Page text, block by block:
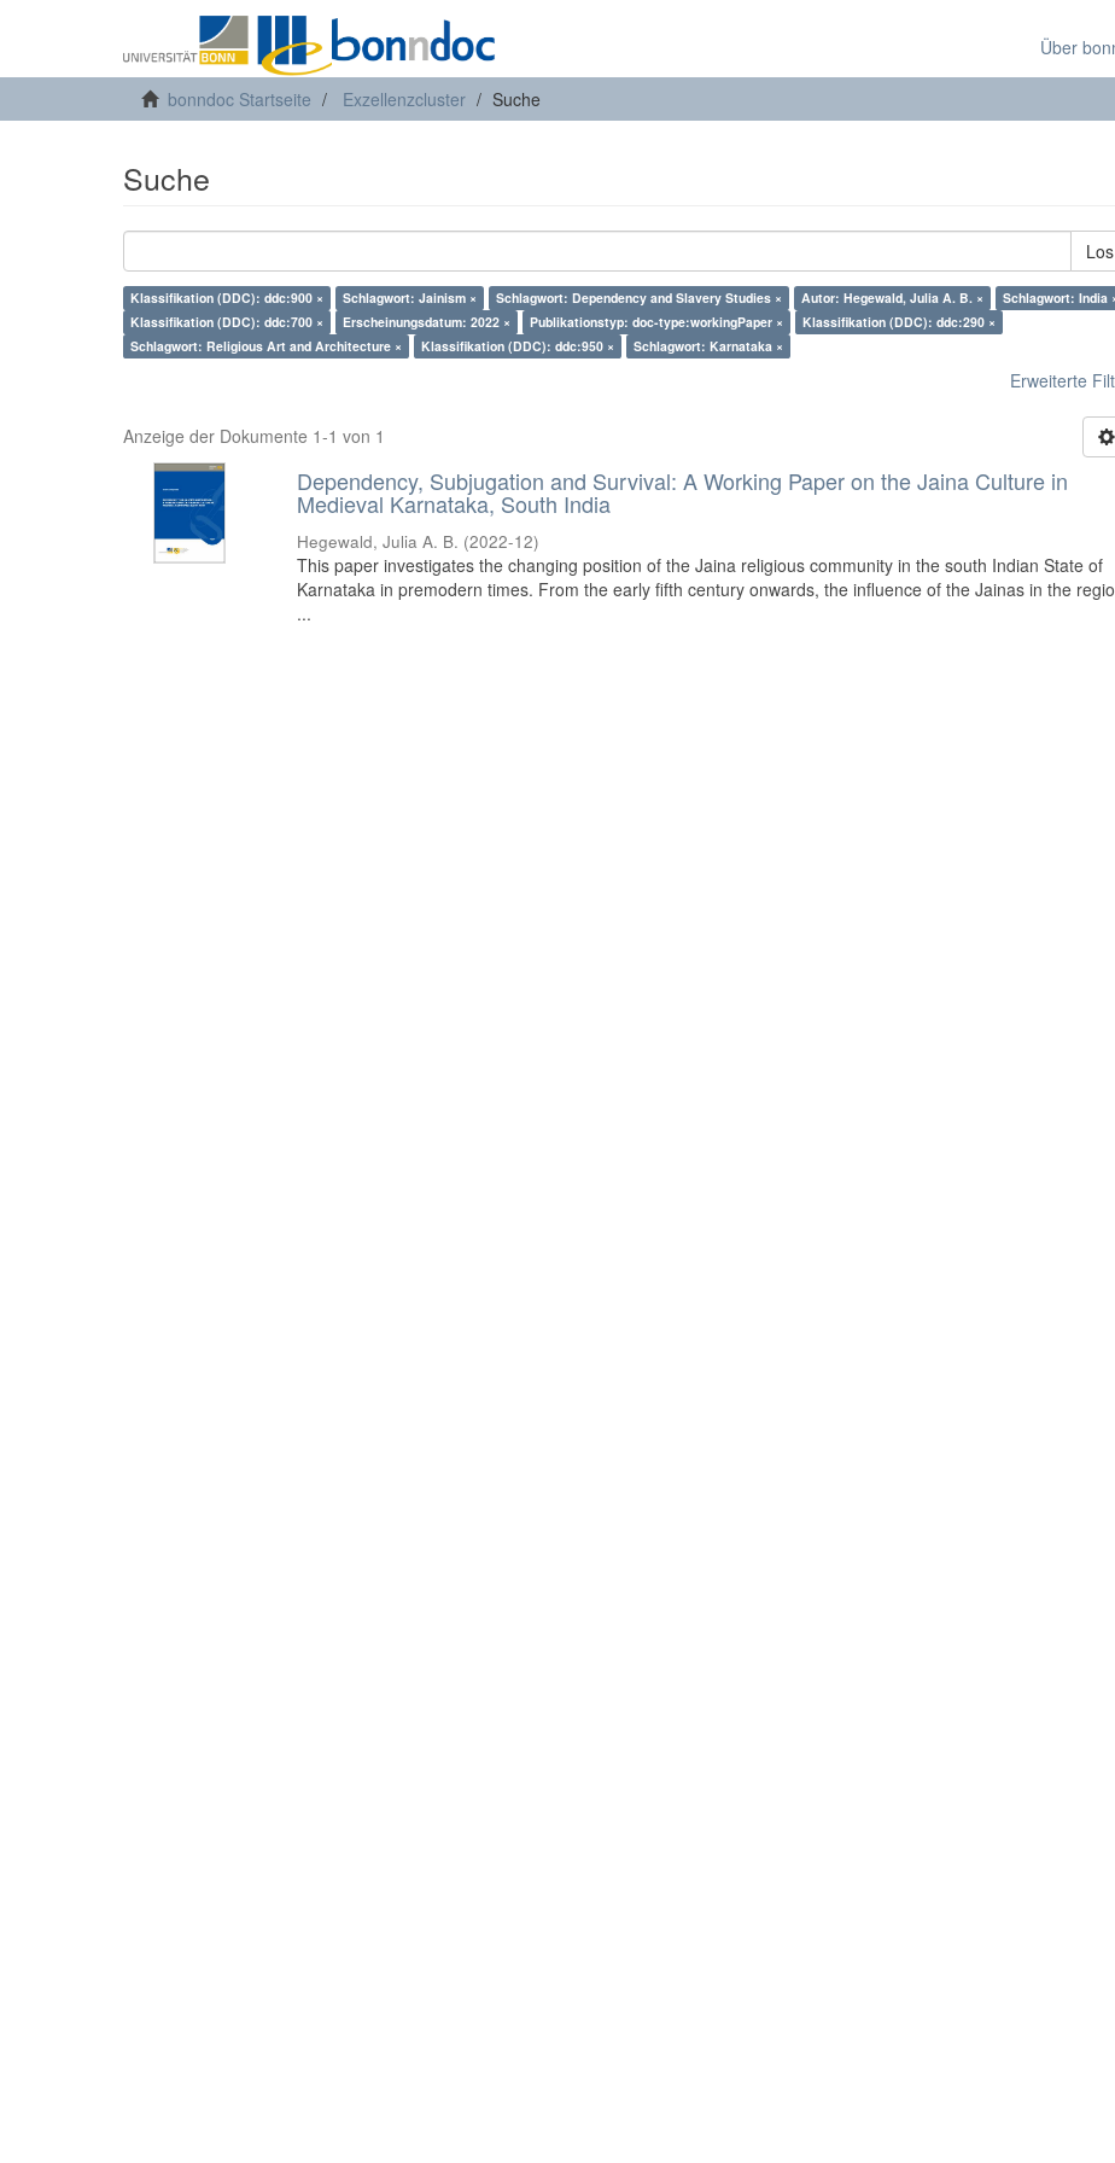
Über
bonndoc Startseite Exzellenzcluster Suche
Suche
Los
Klassifikation (DDC): ddc:900 × Schlagwort: Jainism × Schlagwort: Dependency and Slavery Studies × Autor: Hegewald, Julia A. B. ×
Schlagwort: India
Klassifikation (DDC): ddc:700 ×
Erscheinungsdatum: 2022 × Publikationstyp: doc-type:workingPaper ×
Klassifikation (DDC): ddc:290 ×
Schlagwort: Religious Art and Architecture ×
Klassifikation (DDC): ddc:950 × Schlagwort: Karnataka ×
Erweiterte
Anzeige der Dokumente 1-1 von 1
Dependency, Subjugation and Survival: A Working Paper on the Jaina Culture in
Medieval Karnataka, South India
Hegewald, Julia A. B. (2022-12)
This paper investigates the changing position of the Jaina religious community in the south Indian State of
Karnataka in premodern times. From the early fifth century onwards, the influence of the Jainas in the
...